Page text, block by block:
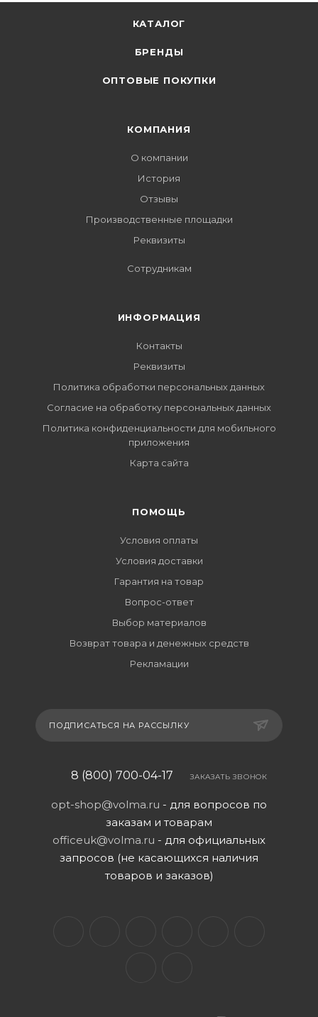
КАТАЛОГ
БРЕНДЫ
ОПТОВЫЕ ПОКУПКИ
КОМПАНИЯ
О компании
История
Отзывы
Производственные площадки
Реквизиты
Сотрудникам
ИНФОРМАЦИЯ
Контакты
Реквизиты
Политика обработки персональных данных
Согласие на обработку персональных данных
Политика конфиденциальности для мобильного
приложения
Карта сайта
ПОМОЩЬ
Условия оплаты
Условия доставки
Гарантия на товар
Вопрос-ответ
Выбор материалов
Возврат товара и денежных средств
Рекламации
ПОДПИСАТЬСЯ НА РАССЫЛКУ
8 (800) 700-04-17 ЗАКАЗАТЬ ЗВОНОК
opt-shop@volma.ru - для вопросов по
заказам и товарам
officeuk@volma.ru - для официальных
запросов (не касающихся наличия
товаров и заказов)